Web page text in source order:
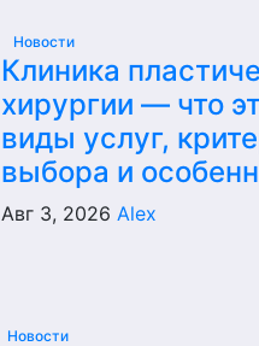
Новости
Клиника
хирургии — что
виды услуг,
выбора и
Авг 3, 2026Alex
Новости